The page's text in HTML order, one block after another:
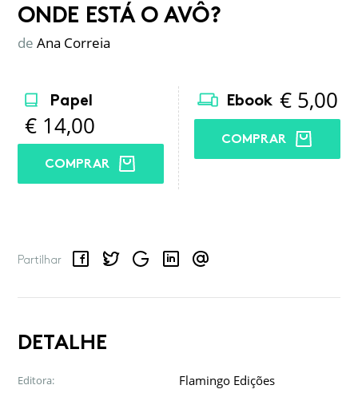
ONDE ESTÁ O AVÔ?
de Ana Correia
Papel
€ 14,00
COMPRAR
Ebook € 5,00
COMPRAR
Partilhar
FacebookTwitterGoogle LinkedInEmail
DETALHE
Editora: Flamingo Edições